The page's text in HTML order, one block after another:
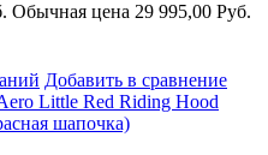
Обычная цена 29 995,00 Руб.
Добавить в сравнение